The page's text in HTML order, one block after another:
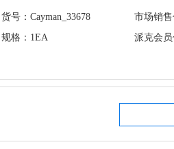
货号：Cayman_33678
市场销售
规格：1EA
派克会员